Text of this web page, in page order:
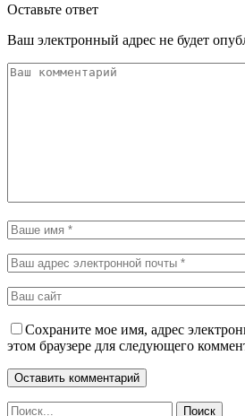
Оставьте ответ
Ваш электронный адрес не будет
Сохраните мое имя, адрес
этом браузере для следующего